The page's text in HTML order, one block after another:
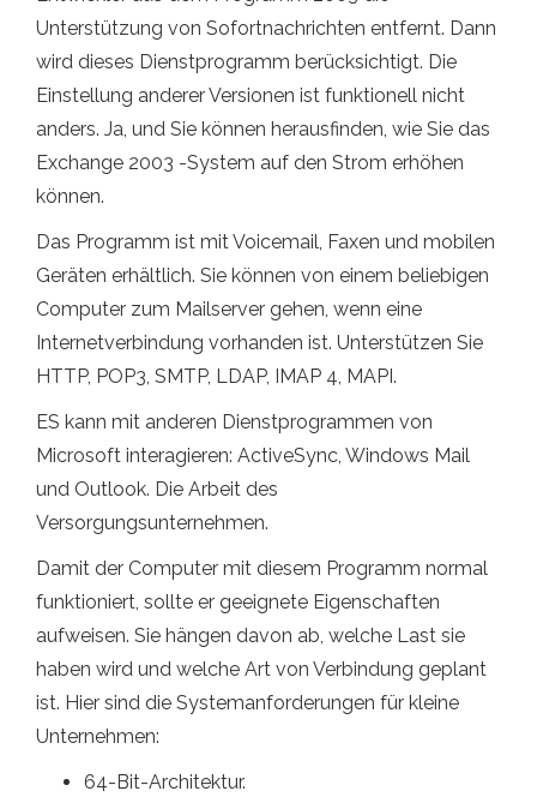
Unterstützung von Sofortnachrichten entfernt. Dann
wird dieses Dienstprogramm berücksichtigt. Die
Einstellung anderer Versionen ist funktionell nicht
anders. Ja, und Sie können herausfinden, wie Sie das
Exchange 2003 -System auf den Strom erhöhen
können.
Das Programm ist mit Voicemail, Faxen und mobilen
Geräten erhältlich. Sie können von einem beliebigen
Computer zum Mailserver gehen, wenn eine
Internetverbindung vorhanden ist. Unterstützen Sie
HTTP, POP3, SMTP, LDAP, IMAP 4, MAPI.
ES kann mit anderen Dienstprogrammen von
Microsoft interagieren: ActiveSync, Windows Mail
und Outlook. Die Arbeit des
Versorgungsunternehmen.
Damit der Computer mit diesem Programm normal
funktioniert, sollte er geeignete Eigenschaften
aufweisen. Sie hängen davon ab, welche Last sie
haben wird und welche Art von Verbindung geplant
ist. Hier sind die Systemanforderungen für kleine
Unternehmen:
64-Bit-Architektur.